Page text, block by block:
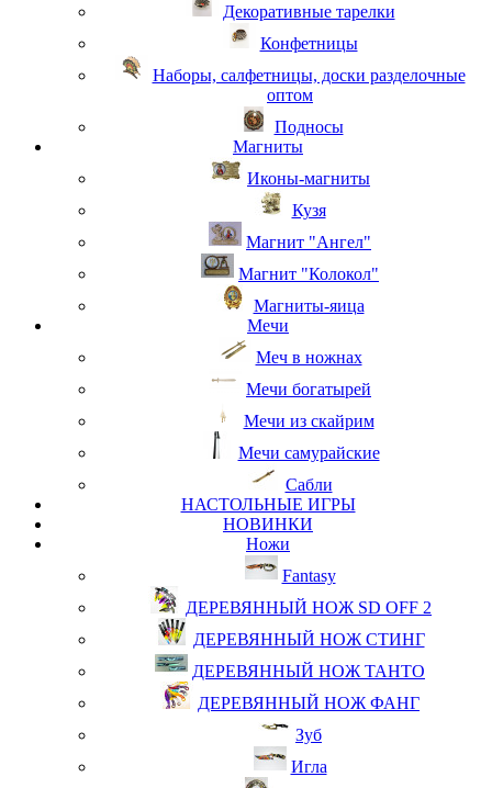
Декоративные тарелки
Конфетницы
Наборы, салфетницы, доски разделочные
оптом
Подносы
Магниты
Иконы-магниты
Кузя
Магнит "Ангел"
Магнит "Колокол"
Магниты-яица
Мечи
Меч в ножнах
Мечи богатырей
Мечи из скайрим
Мечи самурайские
Сабли
НАСТОЛЬНЫЕ ИГРЫ
НОВИНКИ
Ножи
Fantasy
ДЕРЕВЯННЫЙ НОЖ SD OFF 2
ДЕРЕВЯННЫЙ НОЖ СТИНГ
ДЕРЕВЯННЫЙ НОЖ ТАНТО
ДЕРЕВЯННЫЙ НОЖ ФАНГ
Зуб
Игла